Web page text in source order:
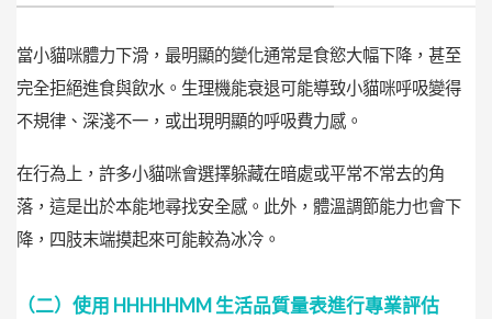
當小貓咪體力下滑，最明顯的變化通常是食慾大幅下降，甚至
完全拒絕進食與飲水。生理機能衰退可能導致小貓咪呼吸變得
不規律、深淺不一，或出現明顯的呼吸費力感。
在行為上，許多小貓咪會選擇躲藏在暗處或平常不常去的角
落，這是出於本能地尋找安全感。此外，體溫調節能力也會下
降，四肢末端摸起來可能較為冰冷。
（二）使用 HHHHHMM 生活品質量表進行專業評估